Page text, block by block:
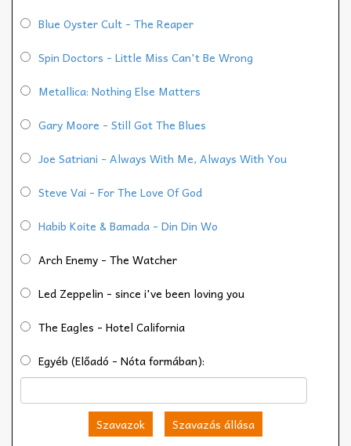
Blue Oyster Cult - The Reaper
Spin Doctors - Little Miss Can't Be Wrong
Metallica: Nothing Else Matters
Gary Moore - Still Got The Blues
Joe Satriani - Always With Me, Always With You
Steve Vai - For The Love Of God
Habib Koite & Bamada - Din Din Wo
Arch Enemy - The Watcher
Led Zeppelin - since i've been loving you
The Eagles - Hotel California
Egyéb (Előadó - Nóta formában):
Szavazok Szavazás állása